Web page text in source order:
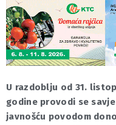
U razdoblju od 31.
godine provodi se
javnošću povodom